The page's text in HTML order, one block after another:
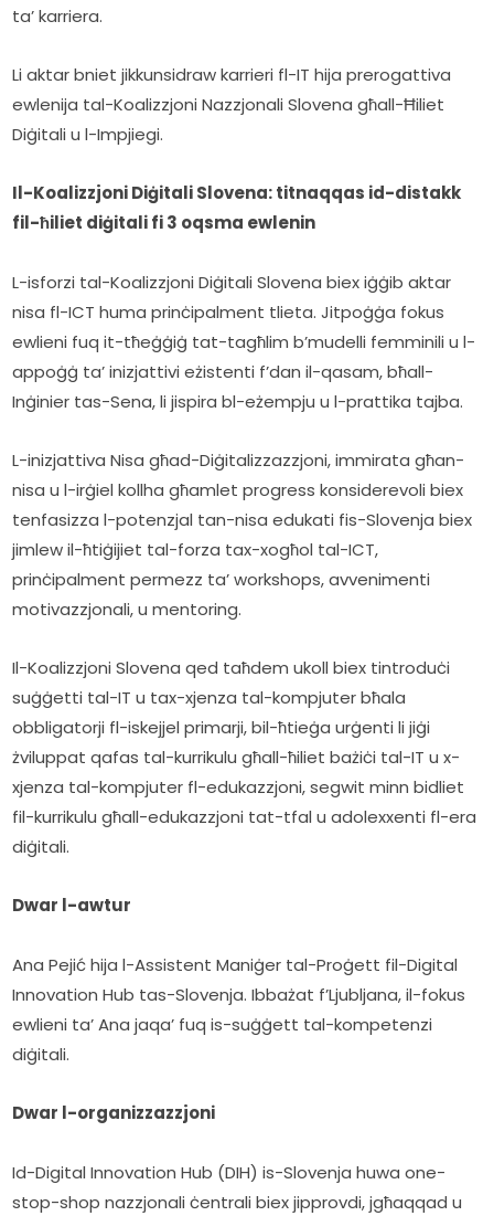
ta’ karriera.
Li aktar bniet jikkunsidraw karrieri fl-IT hija prerogattiva
ewlenija tal-Koalizzjoni Nazzjonali Slovena għall-Ħiliet
Diġitali u l-Impjiegi.
Il-Koalizzjoni Diġitali Slovena: titnaqqas id-distakk
fil-ħiliet diġitali fi 3 oqsma ewlenin
L-isforzi tal-Koalizzjoni Diġitali Slovena biex iġġib aktar
nisa fl-ICT huma prinċipalment tlieta. Jitpoġġa fokus
ewlieni fuq it-tħeġġiġ tat-tagħlim b’mudelli femminili u l-
appoġġ ta’ inizjattivi eżistenti f’dan il-qasam, bħall-
Inġinier tas-Sena, li jispira bl-eżempju u l-prattika tajba.
L-inizjattiva Nisa għad-Diġitalizzazzjoni, immirata għan-
nisa u l-irġiel kollha għamlet progress konsiderevoli biex
tenfasizza l-potenzjal tan-nisa edukati fis-Slovenja biex
jimlew il-ħtiġijiet tal-forza tax-xogħol tal-ICT,
prinċipalment permezz ta’ workshops, avvenimenti
motivazzjonali, u mentoring.
Il-Koalizzjoni Slovena qed taħdem ukoll biex tintroduċi
suġġetti tal-IT u tax-xjenza tal-kompjuter bħala
obbligatorji fl-iskejjel primarji, bil-ħtieġa urġenti li jiġi
żviluppat qafas tal-kurrikulu għall-ħiliet bażiċi tal-IT u x-
xjenza tal-kompjuter fl-edukazzjoni, segwit minn bidliet
fil-kurrikulu għall-edukazzjoni tat-tfal u adolexxenti fl-era
diġitali.
Dwar l-awtur
Ana Pejić hija l-Assistent Maniġer tal-Proġett fil-Digital
Innovation Hub tas-Slovenja. Ibbażat f’Ljubljana, il-fokus
ewlieni ta’ Ana jaqa’ fuq is-suġġett tal-kompetenzi
diġitali.
Dwar l-organizzazzjoni
Id-Digital Innovation Hub (DIH) is-Slovenja huwa one-
stop-shop nazzjonali ċentrali biex jipprovdi, jgħaqqad u